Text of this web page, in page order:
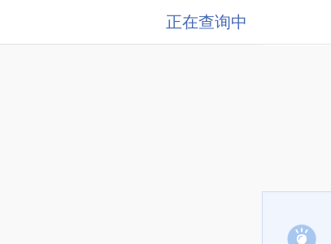
正在查询中